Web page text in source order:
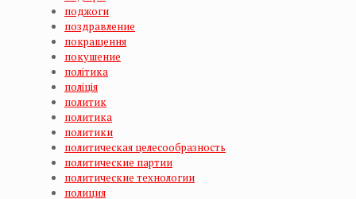
поджоги
поздравление
покращення
покушение
політика
поліція
политик
политика
политики
политическая целесообразность
политические партии
политические технологии
полиция